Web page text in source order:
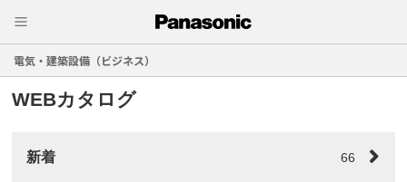
電気・建築設備（ビジネス）
WEBカタログ
新着 66